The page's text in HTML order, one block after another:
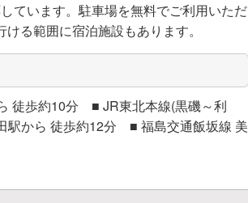
ています。駐車場を無料でご利用いただ
る範囲に宿泊施設もあります。
徒歩約10分 ■ JR東北本線(黒磯～利
から 徒歩約12分 ■ 福島交通飯坂線 美